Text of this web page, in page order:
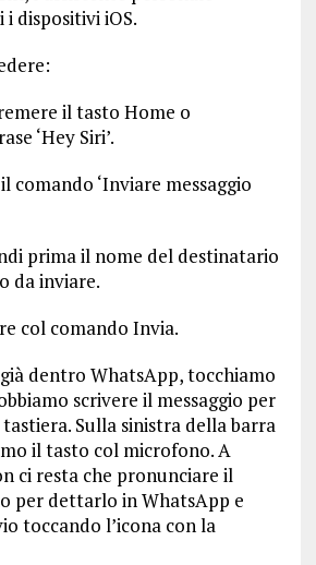
dispositivi iOS.
il tasto Home o
‘Hey Siri’.
comando ‘Inviare messaggio
prima il nome del destinatario
da inviare.
col comando Invia.
dentro WhatsApp, tocchiamo
scrivere il messaggio per
Sulla sinistra della barra
il tasto col microfono. A
ci resta che pronunciare il
per dettarlo in WhatsApp e
toccando l’icona con la